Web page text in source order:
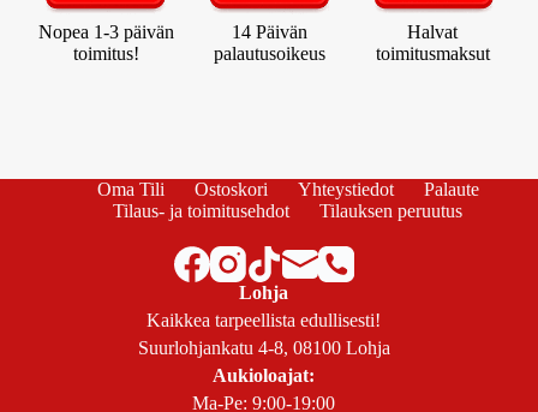
Nopea 1-3 päivän
toimitus!
14 Päivän
palautusoikeus
Halvat
toimitusmaksut
Oma Tili Ostoskori Yhteystiedot
Palaute
Tilaus- ja toimitusehdot
Tilauksen peruutus
Lohja
Kaikkea tarpeellista edullisesti!
Suurlohjankatu 4-8, 08100 Lohja
Aukioloajat:
Ma-Pe: 9:00-19:00